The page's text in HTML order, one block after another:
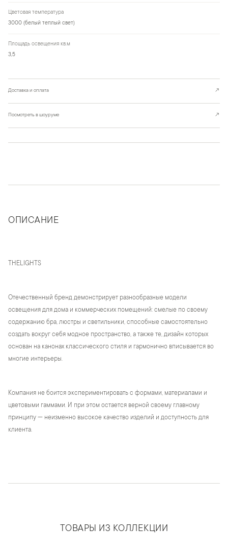
Цветовая температура
3000 (белый теплый свет)
Площадь освещения кв.м
3,5
Доставка и оплата ↗
Посмотреть в шоуруме ↗
ОПИСАНИЕ
THELIGHTS
Отечественный бренд демонстрирует разнообразные модели
освещения для дома и коммерческих помещений: смелые по своему
содержанию бра, люстры и светильники, способные самостоятельно
создать вокруг себя модное пространство, а также те, дизайн которых
основан на канонах классического стиля и гармонично вписывается во
многие интерьеры.
Компания не боится экспериментировать с формами, материалами и
цветовыми гаммами. И при этом остается верной своему главному
принципу — неизменно высокое качество изделий и доступность для
клиента.
ТОВАРЫ ИЗ КОЛЛЕКЦИИ